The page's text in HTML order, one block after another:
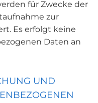
für Zwecke der
zur
Es erfolgt keine
Daten an
UND S
D